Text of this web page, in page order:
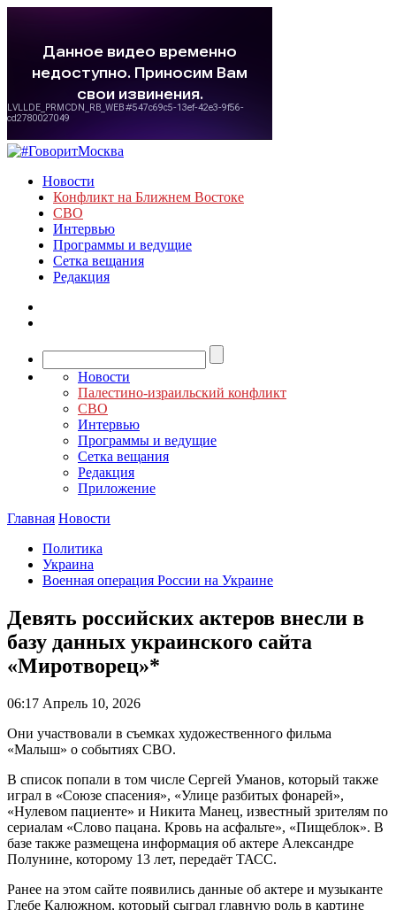
Новости
Конфликт на Ближнем Востоке
СВО
Интервью
Программы и ведущие
Сетка вещания
Редакция
Новости
Палестино-израильский конфликт
СВО
Интервью
Программы и ведущие
Сетка вещания
Редакция
Приложение
Главная Новости
Политика
Украина
Военная операция России на Украине
Девять российских актеров внесли в
базу данных украинского сайта
«Миротворец»*
06:17 Апрель 10, 2026
Они участвовали в съемках художественного фильма
«Малыш» о событиях СВО.
В список попали в том числе Сергей Уманов, который также
играл в «Союзе спасения», «Улице разбитых фонарей»,
«Нулевом пациенте» и Никита Манец, известный зрителям по
сериалам «Слово пацана. Кровь на асфальте», «Пищеблок». В
базе также размещена информация об актере Александре
Полунине, которому 13 лет, передаёт ТАСС.
Ранее на этом сайте появились данные об актере и музыканте
Глебе Калюжном, который сыграл главную роль в картине